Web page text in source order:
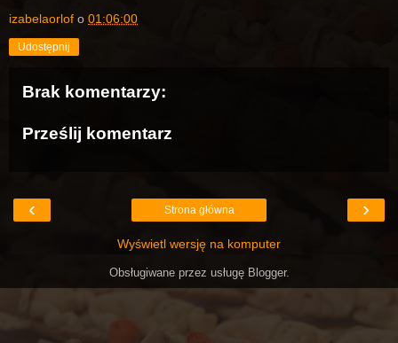
izabelaorlof o 01:06:00
Udostępnij
Brak komentarzy:
Prześlij komentarz
‹ ›
Strona główna
Wyświetl wersję na komputer
Obsługiwane przez usługę Blogger.